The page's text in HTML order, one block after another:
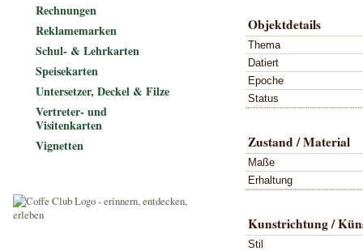
Objektdetails
Thema
Datiert
Epoche
Status
Zustand / Material
Maße
Erhaltung
Kunstrichtung /
Stil
Rechnungen
Reklamemarken
Schul- & Lehrkarten
Speisekarten
Untersetzer, Deckel & Filze
Vertreter- und
Visitenkarten
Vignetten